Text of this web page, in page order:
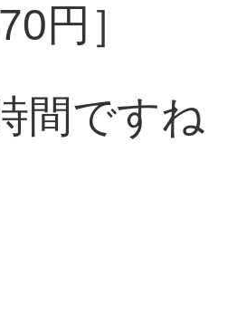
円］
間ですね